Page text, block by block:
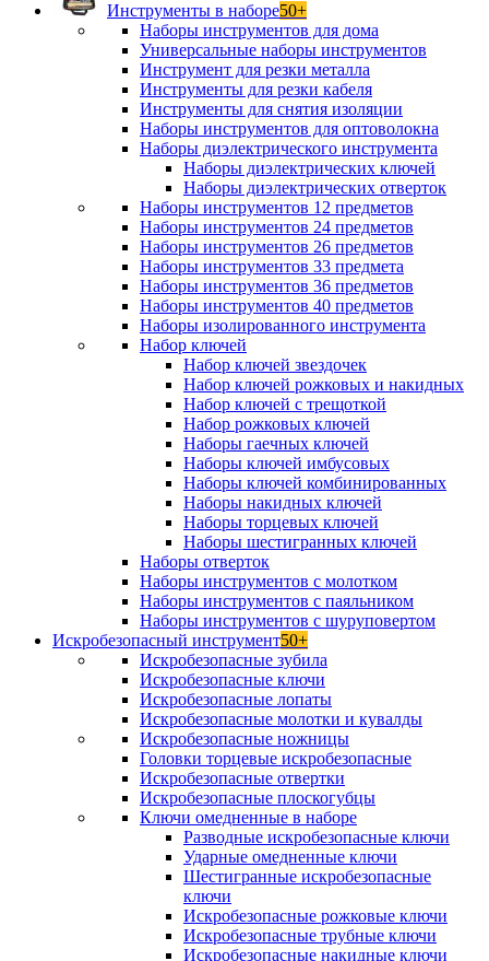
Инструменты в наборе50+
Наборы инструментов для дома
Универсальные наборы инструментов
Инструмент для резки металла
Инструменты для резки кабеля
Инструменты для снятия изоляции
Наборы инструментов для оптоволокна
Наборы диэлектрического инструмента
Наборы диэлектрических ключей
Наборы диэлектрических отверток
Наборы инструментов 12 предметов
Наборы инструментов 24 предметов
Наборы инструментов 26 предметов
Наборы инструментов 33 предмета
Наборы инструментов 36 предметов
Наборы инструментов 40 предметов
Наборы изолированного инструмента
Набор ключей
Набор ключей звездочек
Набор ключей рожковых и накидных
Набор ключей с трещоткой
Набор рожковых ключей
Наборы гаечных ключей
Наборы ключей имбусовых
Наборы ключей комбинированных
Наборы накидных ключей
Наборы торцевых ключей
Наборы шестигранных ключей
Наборы отверток
Наборы инструментов с молотком
Наборы инструментов с паяльником
Наборы инструментов с шуруповертом
Искробезопасный инструмент50+
Искробезопасные зубила
Искробезопасные ключи
Искробезопасные лопаты
Искробезопасные молотки и кувалды
Искробезопасные ножницы
Головки торцевые искробезопасные
Искробезопасные отвертки
Искробезопасные плоскогубцы
Ключи омедненные в наборе
Разводные искробезопасные ключи
Ударные омедненные ключи
Шестигранные искробезопасные
ключи
Искробезопасные рожковые ключи
Искробезопасные трубные ключи
Искробезопасные накидные ключи